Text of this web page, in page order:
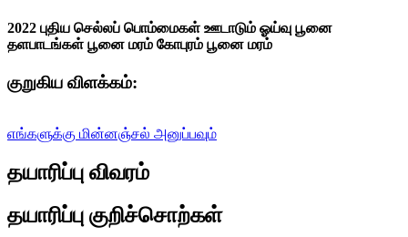
2022 புதிய செல்லப் பொம்மைகள் ஊடாடும் ஓய்வு பூனை
தளபாடங்கள் பூனை மரம் கோபுரம் பூனை மரம்
குறுகிய விளக்கம்:
எங்களுக்கு மின்னஞ்சல் அனுப்பவும்
தயாரிப்பு விவரம்
தயாரிப்பு குறிச்சொற்கள்